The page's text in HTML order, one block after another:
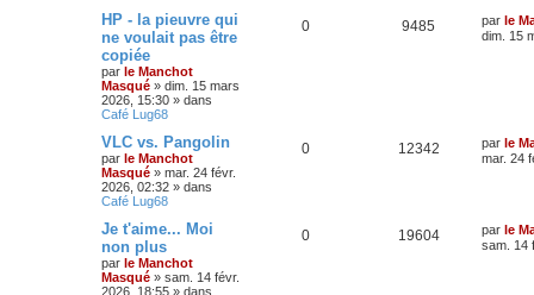
HP - la pieuvre qui
ne voulait pas être
copiée
par le Manchot
Masqué » dim. 15 mars
2026, 15:30 » dans
Café Lug68
0 9485 par le
dim. 15
VLC vs. Pangolin
par le Manchot
Masqué » mar. 24 févr.
2026, 02:32 » dans
Café Lug68
0 12342 par le
mar. 24
Je t'aime... Moi
non plus
par le Manchot
Masqué » sam. 14 févr.
2026, 18:55 » dans
0 19604 par le
sam. 14